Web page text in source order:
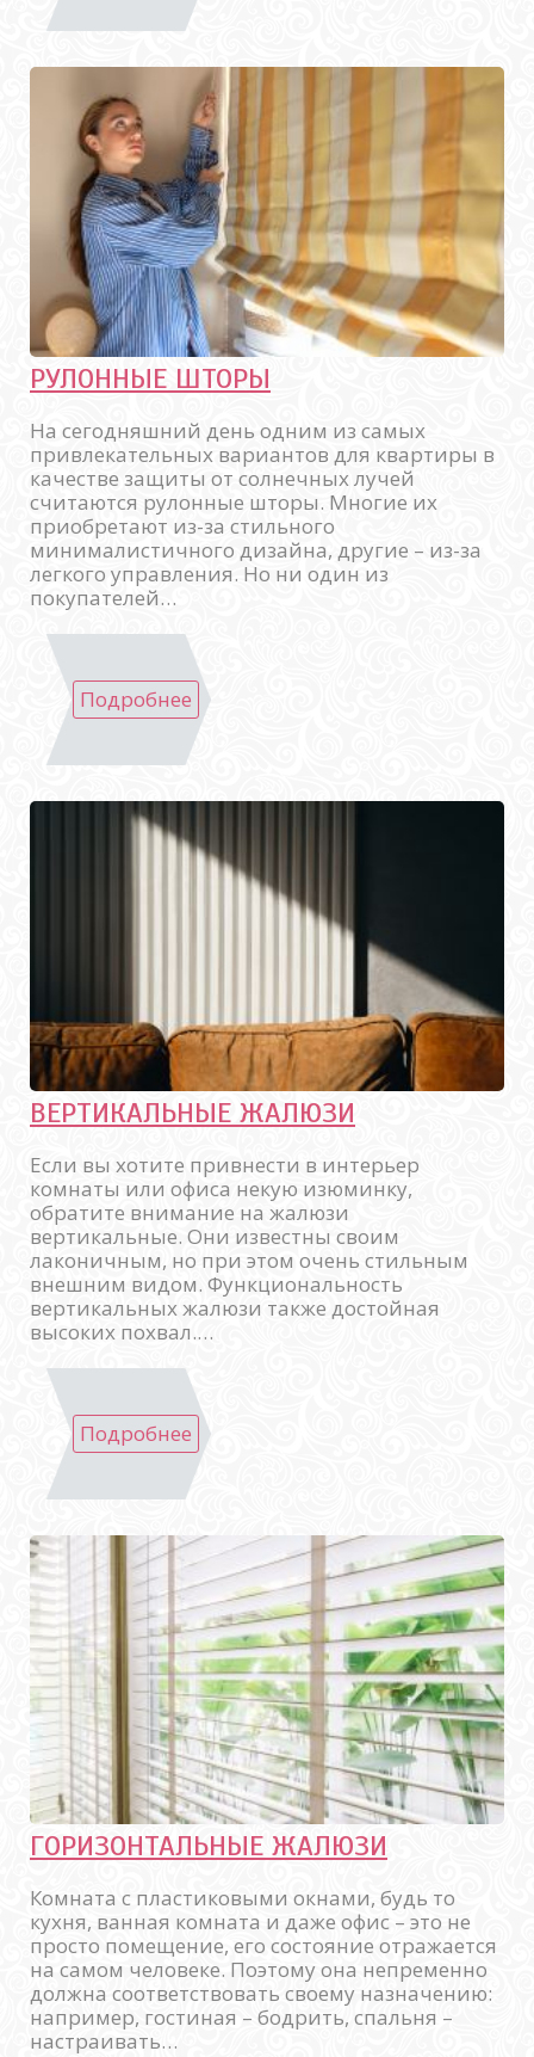
РУЛОННЫЕ ШТОРЫ
На сегодняшний день одним из самых
привлекательных вариантов для квартиры в
качестве защиты от солнечных лучей
считаются рулонные шторы. Многие их
приобретают из-за стильного
минималистичного дизайна, другие – из-за
легкого управления. Но ни один из
покупателей…
Подробнее
ВЕРТИКАЛЬНЫЕ ЖАЛЮЗИ
Если вы хотите привнести в интерьер
комнаты или офиса некую изюминку,
обратите внимание на жалюзи
вертикальные. Они известны своим
лаконичным, но при этом очень стильным
внешним видом. Функциональность
вертикальных жалюзи также достойная
высоких похвал.…
Подробнее
ГОРИЗОНТАЛЬНЫЕ ЖАЛЮЗИ
Комната с пластиковыми окнами, будь то
кухня, ванная комната и даже офис – это не
просто помещение, его состояние отражается
на самом человеке. Поэтому она непременно
должна соответствовать своему назначению:
например, гостиная – бодрить, спальня –
настраивать…